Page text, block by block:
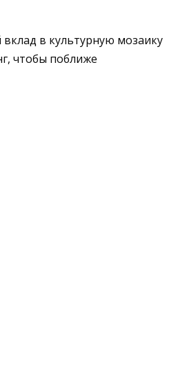
в культурную мозаику
чтобы поближе